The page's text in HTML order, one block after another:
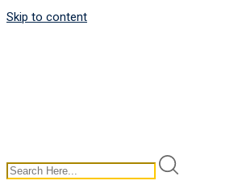
Skip to content